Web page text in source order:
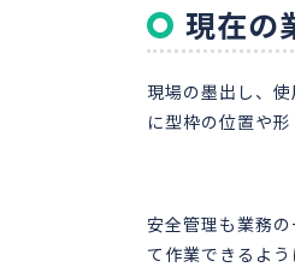
現在の
現場の墨出し、
に型枠の位置や
安全管理も業務
て作業できるよ